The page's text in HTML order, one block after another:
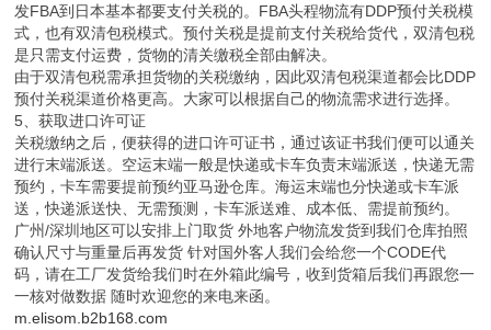
发FBA到日本基本都要支付关税的。FBA头程物流有DDP预付关税模
式，也有双清包税模式。预付关税是提前支付关税给货代，双清包税
是只需支付运费，货物的清关缴税全部由解决。
由于双清包税需承担货物的关税缴纳，因此双清包税渠道都会比DDP
预付关税渠道价格更高。大家可以根据自己的物流需求进行选择。
5、获取进口许可证
关税缴纳之后，便获得的进口许可证书，通过该证书我们便可以通关
进行末端派送。空运末端一般是快递或卡车负责末端派送，快递无需
预约，卡车需要提前预约亚马逊仓库。海运末端也分快递或卡车派
送，快递派送快、无需预测，卡车派送难、成本低、需提前预约。
广州/深圳地区可以安排上门取货 外地客户物流发货到我们仓库拍照
确认尺寸与重量后再发货 针对国外客人我们会给您一个CODE代
码，请在工厂发货给我们时在外箱此编号，收到货箱后我们再跟您一
一核对做数据 随时欢迎您的来电来函。
m.elisom.b2b168.com